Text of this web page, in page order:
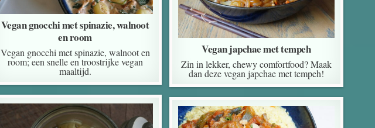
Vegan gnocchi met spinazie, walnoot
en room
Vegan gnocchi met spinazie, walnoot en
room; een snelle en troostrijke vegan
maaltijd.
Vegan japchae met tempeh
Zin in lekker, chewy comfortfood? Maak
dan deze vegan japchae met tempeh!